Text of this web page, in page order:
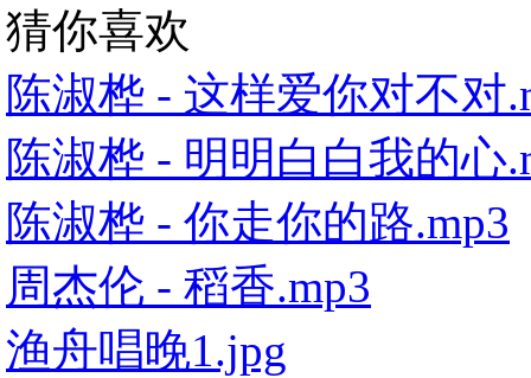
猜你喜欢
陈淑桦 - 这样爱你对不对
陈淑桦 - 明明白白我的心
陈淑桦 - 你走你的路.mp3
周杰伦 - 稻香.mp3
渔舟唱晚1.jpg